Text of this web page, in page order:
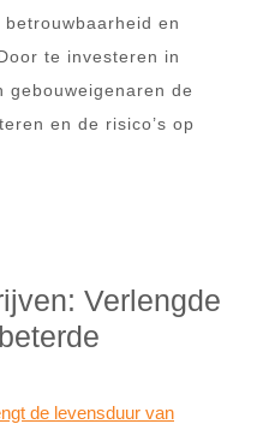
en
te investeren in
gebouweigenaren de
en de risico’s op
Verlengde
de levensduur van